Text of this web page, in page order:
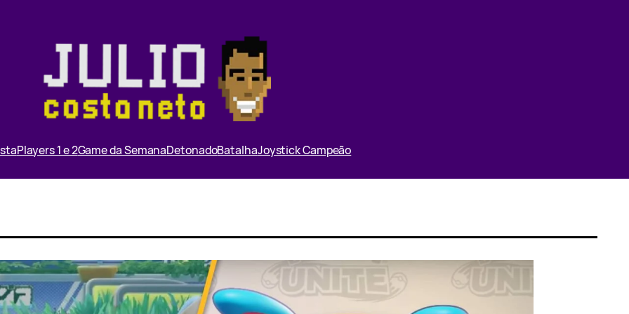
Players 1 e 2Game da SemanaDetonadoBatalhaJoystick Campeão